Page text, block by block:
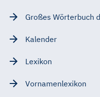
Großes Wörterbuch
Kalender
Lexikon
Vornamenlexikon